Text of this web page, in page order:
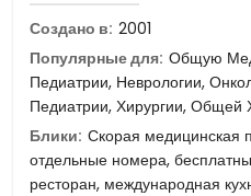
Создано в: 2001
Популярные для: Общую
Педиатрии, Неврологии,
Педиатрии, Хирургии, Общей
Блики: Скорая медицинская
отдельные номера,
ресторан, международная